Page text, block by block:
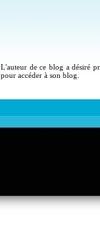
L'auteur de ce blog a désiré
pour accéder à son blog.